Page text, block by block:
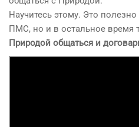
Научитесь этому. Это
ПМС, но и в остальное время
Природой общаться и